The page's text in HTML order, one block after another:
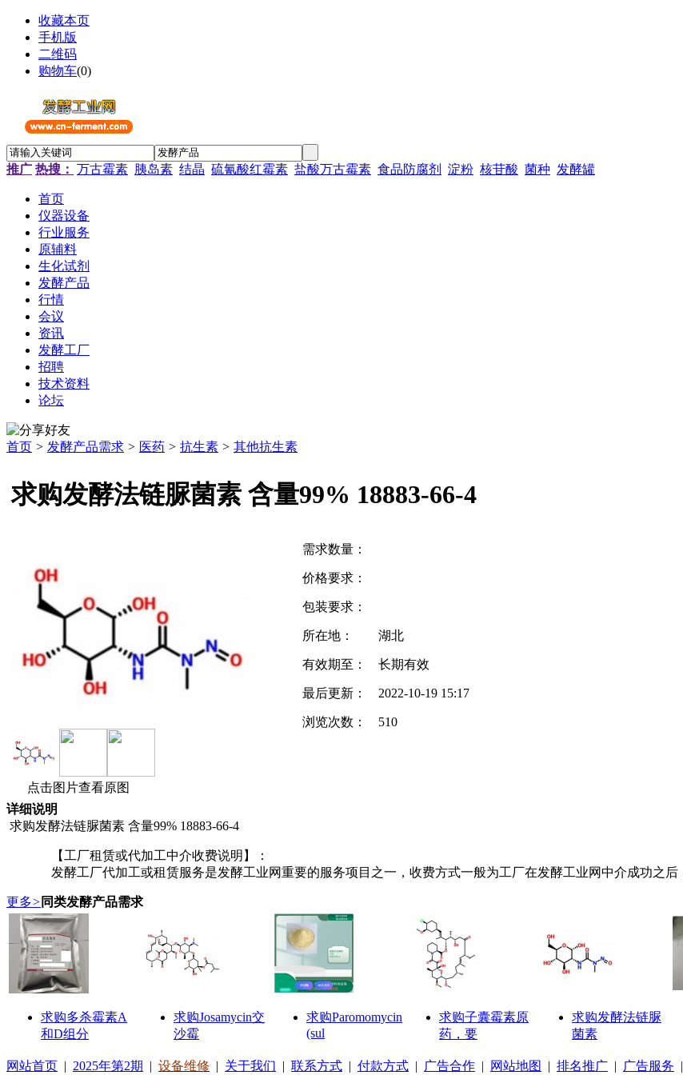
收藏本页
手机版
二维码
购物车(0)
推广 热搜： 万古霉素 胰岛素 结晶 硫氰酸红霉素 盐酸万古霉素 食品防腐剂 淀粉 核苷酸 菌种 发酵罐
首页
仪器设备
行业服务
原辅料
生化试剂
发酵产品
行情
会议
资讯
发酵工厂
招聘
技术资料
论坛
首页 > 发酵产品需求 > 医药 > 抗生素 > 其他抗生素
求购发酵法链脲菌素 含量99% 18883-66-4
点击图片查看原图
需求数量：
价格要求：
包装要求：
所在地： 湖北
有效期至： 长期有效
最后更新： 2022-10-19 15:17
浏览次数： 510
详细说明
求购发酵法链脲菌素 含量99% 18883-66-4
【工厂租赁或代加工中介收费说明】：
发酵工厂代加工或租赁服务是发酵工业网重要的服务项目之一，收费方式一般为工厂在发酵工业网中介成功之后
更多> 同类发酵产品需求
求购多杀霉素A
和D组分
求购Josamycin交
沙霉
求购Paromomycin
(sul
求购子囊霉素原
药，要
求购发酵法链脲
菌素
网站首页 | 2025年第2期 | 设备维修 | 关于我们 | 联系方式 | 付款方式 | 广告合作 | 网站地图 | 排名推广 | 广告服务 |